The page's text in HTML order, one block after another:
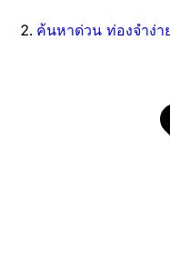
ค้นหาด่วน ท่องจำง่า